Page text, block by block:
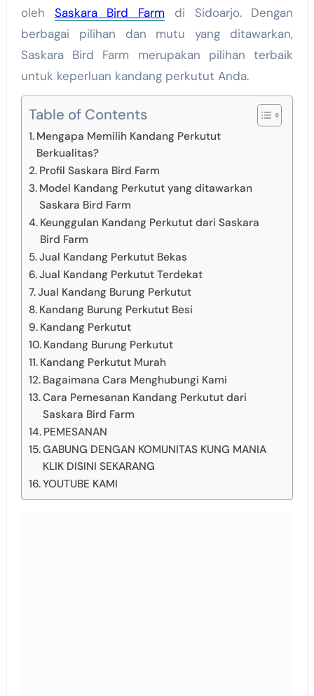
oleh Saskara Bird Farm di Sidoarjo. Dengan
berbagai pilihan dan mutu yang ditawarkan,
Saskara Bird Farm merupakan pilihan terbaik
untuk keperluan kandang perkutut Anda.
Table of Contents
Mengapa Memilih Kandang Perkutut
Berkualitas?
Profil Saskara Bird Farm
Model Kandang Perkutut yang ditawarkan
Saskara Bird Farm
Keunggulan Kandang Perkutut dari Saskara
Bird Farm
Jual Kandang Perkutut Bekas
Jual Kandang Perkutut Terdekat
Jual Kandang Burung Perkutut
Kandang Burung Perkutut Besi
Kandang Perkutut
Kandang Burung Perkutut
Kandang Perkutut Murah
Bagaimana Cara Menghubungi Kami
Cara Pemesanan Kandang Perkutut dari
Saskara Bird Farm
PEMESANAN
GABUNG DENGAN KOMUNITAS KUNG MANIA
KLIK DISINI SEKARANG
YOUTUBE KAMI